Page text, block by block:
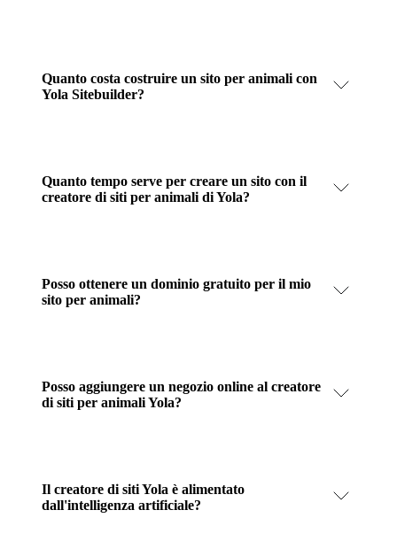
Quanto costa costruire un sito per animali con
Yola Sitebuilder?
Quanto tempo serve per creare un sito con il
creatore di siti per animali di Yola?
Posso ottenere un dominio gratuito per il mio
sito per animali?
Posso aggiungere un negozio online al creatore
di siti per animali Yola?
Il creatore di siti Yola è alimentato
dall'intelligenza artificiale?